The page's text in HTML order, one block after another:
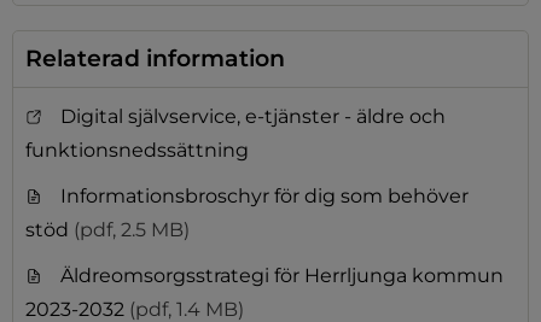
Relaterad information
Digital självservice, e-tjänster - äldre och
funktionsnedssättning
Informationsbroschyr för dig som behöver
stöd (pdf, 2.5 MB)
Äldreomsorgsstrategi för Herrljunga kommun
2023-2032 (pdf, 1.4 MB)